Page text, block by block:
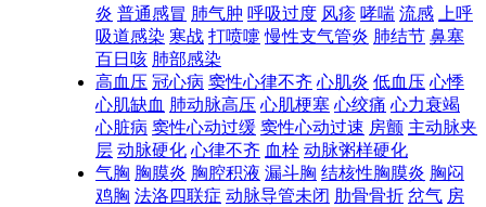
炎 普通感冒 肺气肿 呼吸过度 风疹 哮喘 流感 上呼
吸道感染 寒战 打喷嚏 慢性支气管炎 肺结节 鼻塞
百日咳 肺部感染
高血压 冠心病 窦性心律不齐 心肌炎 低血压 心悸
心肌缺血 肺动脉高压 心肌梗塞 心绞痛 心力衰竭
心脏病 窦性心动过缓 窦性心动过速 房颤 主动脉夹
层 动脉硬化 心律不齐 血栓 动脉粥样硬化
气胸 胸膜炎 胸腔积液 漏斗胸 结核性胸膜炎 胸闷
鸡胸 法洛四联症 动脉导管未闭 肋骨骨折 岔气 房